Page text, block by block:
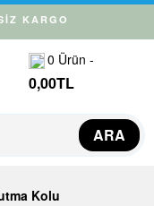
KARGO
0 Ürün -
0,00TL
ARA
Kolu